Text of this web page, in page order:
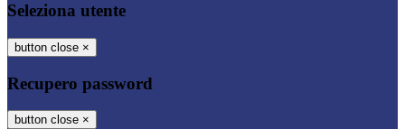
Seleziona utente
button close ×
Recupero password
button close ×